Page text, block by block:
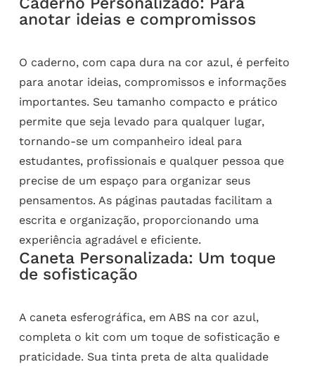
anotar ideias e compromissos
O caderno, com capa dura na cor azul, é perfeito
para anotar ideias, compromissos e informações
importantes. Seu tamanho compacto e prático
permite que seja levado para qualquer lugar,
tornando-se um companheiro ideal para
estudantes, profissionais e qualquer pessoa que
precise de um espaço para organizar seus
pensamentos. As páginas pautadas facilitam a
escrita e organização, proporcionando uma
experiência agradável e eficiente.
Caneta Personalizada: Um toque
de sofisticação
A caneta esferográfica, em ABS na cor azul,
completa o kit com um toque de sofisticação e
praticidade. Sua tinta preta de alta qualidade